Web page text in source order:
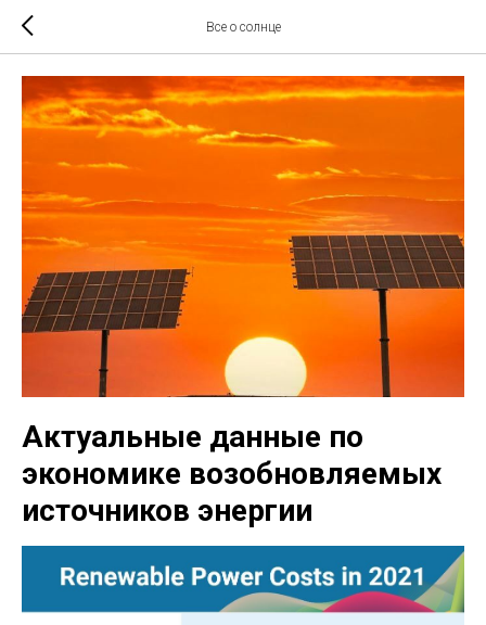
Все о солнце
Актуальные данные по
экономике возобновляемых
источников энергии